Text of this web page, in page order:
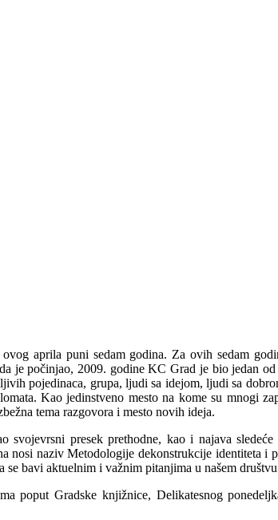
aprila puni sedam godina. Za ovih sedam
je počinjao, 2009. godine KC Grad je bio jedan
pojedinaca, grupa, ljudi sa idejom, ljudi sa
Kao jedinstveno mesto na kome su mnogi
tema razgovora i mesto novih ideja.
presek prethodne, kao i najava
nosi naziv Metodologije dekonstrukcije identiteta i
bavi aktuelnim i važnim pitanjima u našem društvu
poput Gradske knjižnice, Delikatesnog